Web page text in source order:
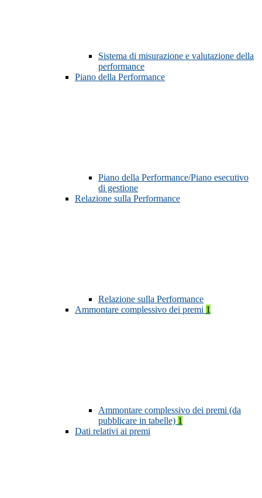
Sistema di misurazione e valutazione della
performance
Piano della Performance
Piano della Performance/Piano esecutivo
di gestione
Relazione sulla Performance
Relazione sulla Performance
Ammontare complessivo dei premi 1
Ammontare complessivo dei premi (da
pubblicare in tabelle) 1
Dati relativi ai premi